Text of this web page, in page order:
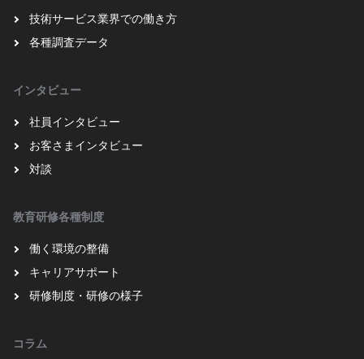
技術サービス業界での働き方
各種調査データ
インタビュー
社員インタビュー
お客さまインタビュー
対談
教育研修各種制度
働く環境の整備
キャリアサポート
研修制度・研修の様子
コラム